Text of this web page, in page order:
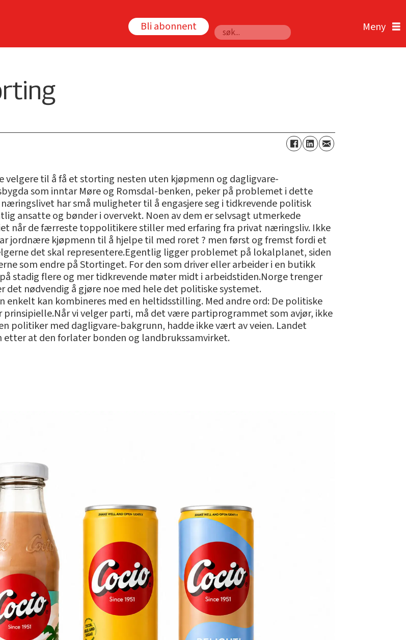
Bli abonnent
Søk
velgere til å få et storting nesten uten kjøpmenn og dagligvare-
som inntar Møre og Romsdal-benken, peker på problemet i dette
har små muligheter til å engasjere seg i tidkrevende politisk
ansatte og bønder i overvekt. Noen av dem er selvsagt utmerkede
når de færreste toppolitikere stiller med erfaring fra privat næringsliv. Ikke
jordnære kjøpmenn til å hjelpe til med roret ? men først og fremst fordi et
det skal representere.Egentlig ligger problemet på lokalplanet, siden
som endre på Stortinget. For den som driver eller arbeider i en butikk
stadig flere og mer tidkrevende møter midt i arbeidstiden.Norge trenger
det nødvendig å gjøre noe med hele det politiske systemet.
enkelt kan kombineres med en heltidsstilling. Med andre ord: De politiske
vi velger parti, må det være partiprogrammet som avjør, ikke
politiker med dagligvare-bakgrunn, hadde ikke vært av veien. Landet
etter at den forlater bonden og landbrukssamvirket.